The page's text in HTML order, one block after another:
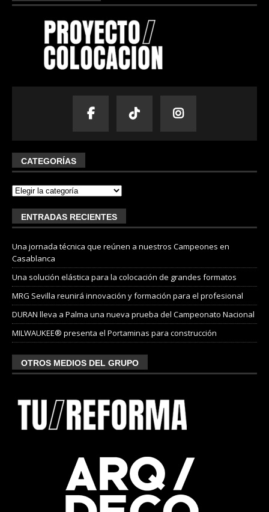
CATEGORÍAS
ENTRADAS RECIENTES
Una jornada técnica que reúnen a nuestros Campeones en
Casablanca
Una solución elástica para la colocación de grandes formatos
MRG Sevilla reunirá innovación y formación para el profesional
DURAN lleva a Palma una nueva prueba del Campeonato Nacional
MILWAUKEE® presenta el Portaminas para construcción
OTROS MEDIOS DEL GRUPO